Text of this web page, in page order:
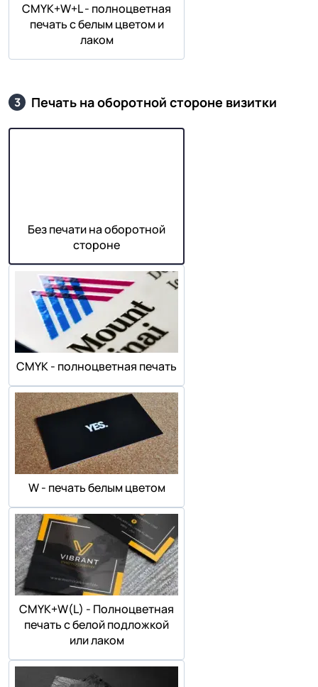
СMYK+W+L - полноцветная
печать с белым цветом и
лаком
3 Печать на оборотной стороне визитки
Без печати на оборотной
стороне
СMYK - полноцветная печать
W - печать белым цветом
СMYK+W(L) - Полноцветная
печать с белой подложкой
или лаком